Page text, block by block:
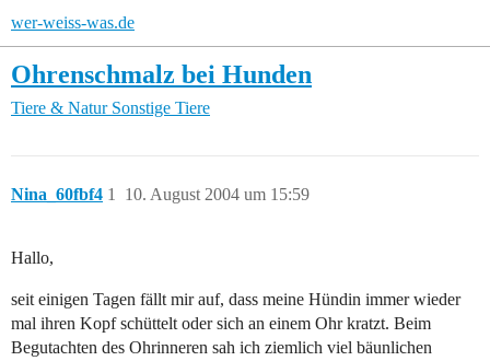
wer-weiss-was.de
Ohrenschmalz bei Hunden
Tiere & Natur Sonstige Tiere
Nina_60fbf4 10. August 2004 um 15:59
1
Hallo,
seit einigen Tagen fällt mir auf, dass meine Hündin immer wieder
mal ihren Kopf schüttelt oder sich an einem Ohr kratzt. Beim
Begutachten des Ohrinneren sah ich ziemlich viel bäunlichen